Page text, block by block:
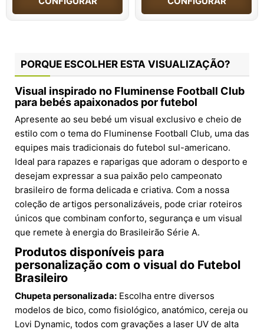
PORQUE ESCOLHER ESTA VISUALIZAÇÃO?
Visual inspirado no Fluminense Football Club
para bebés apaixonados por futebol
Apresente ao seu bebé um visual exclusivo e cheio de
estilo com o tema do Fluminense Football Club, uma das
equipes mais tradicionais do futebol sul-americano.
Ideal para rapazes e raparigas que adoram o desporto e
desejam expressar a sua paixão pelo campeonato
brasileiro de forma delicada e criativa. Com a nossa
coleção de artigos personalizáveis, pode criar roteiros
únicos que combinam conforto, segurança e um visual
que remete à energia do Brasileirão Série A.
Produtos disponíveis para
personalização com o visual do Futebol
Brasileiro
Chupeta personalizada: Escolha entre diversos
modelos de bico, como fisiológico, anatómico, cereja ou
Lovi Dynamic, todos com gravações a laser UV de alta